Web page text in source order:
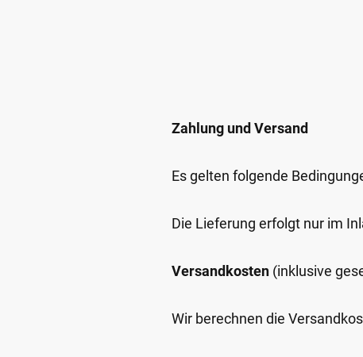
Zahlung und Versand
Es gelten folgende
Die Lieferung erfolgt nur im
Versandkosten (inklusive
Wir berechnen die